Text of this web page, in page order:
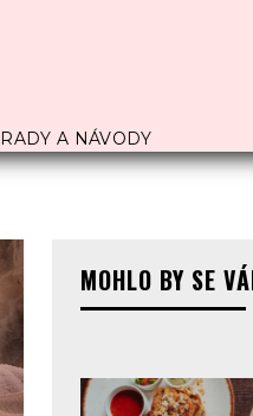
RADY A NÁVODY
MOHLO BY SE